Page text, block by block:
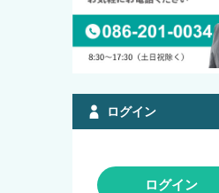
ログイン
ログイン